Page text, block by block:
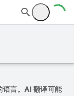
言。AI 翻译可能